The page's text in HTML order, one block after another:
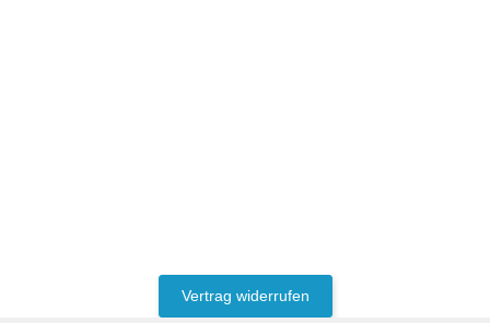
Vertrag widerrufen